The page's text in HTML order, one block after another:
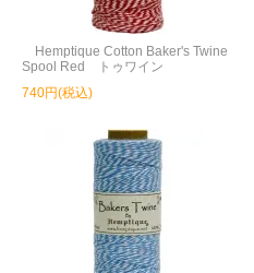
Hemptique Cotton Baker's Twine
Spool Red トゥワイン
740円(税込)